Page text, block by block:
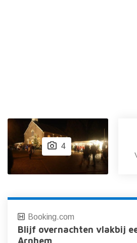
4
Booking.com
Blijf overnachten vlakbij
Arnhem